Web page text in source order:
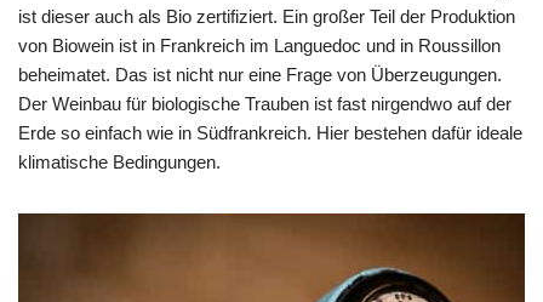
ist dieser auch als Bio zertifiziert. Ein großer Teil der Produktion
von Biowein ist in Frankreich im Languedoc und in Roussillon
beheimatet. Das ist nicht nur eine Frage von Überzeugungen.
Der Weinbau für biologische Trauben ist fast nirgendwo auf der
Erde so einfach wie in Südfrankreich. Hier bestehen dafür ideale
klimatische Bedingungen.